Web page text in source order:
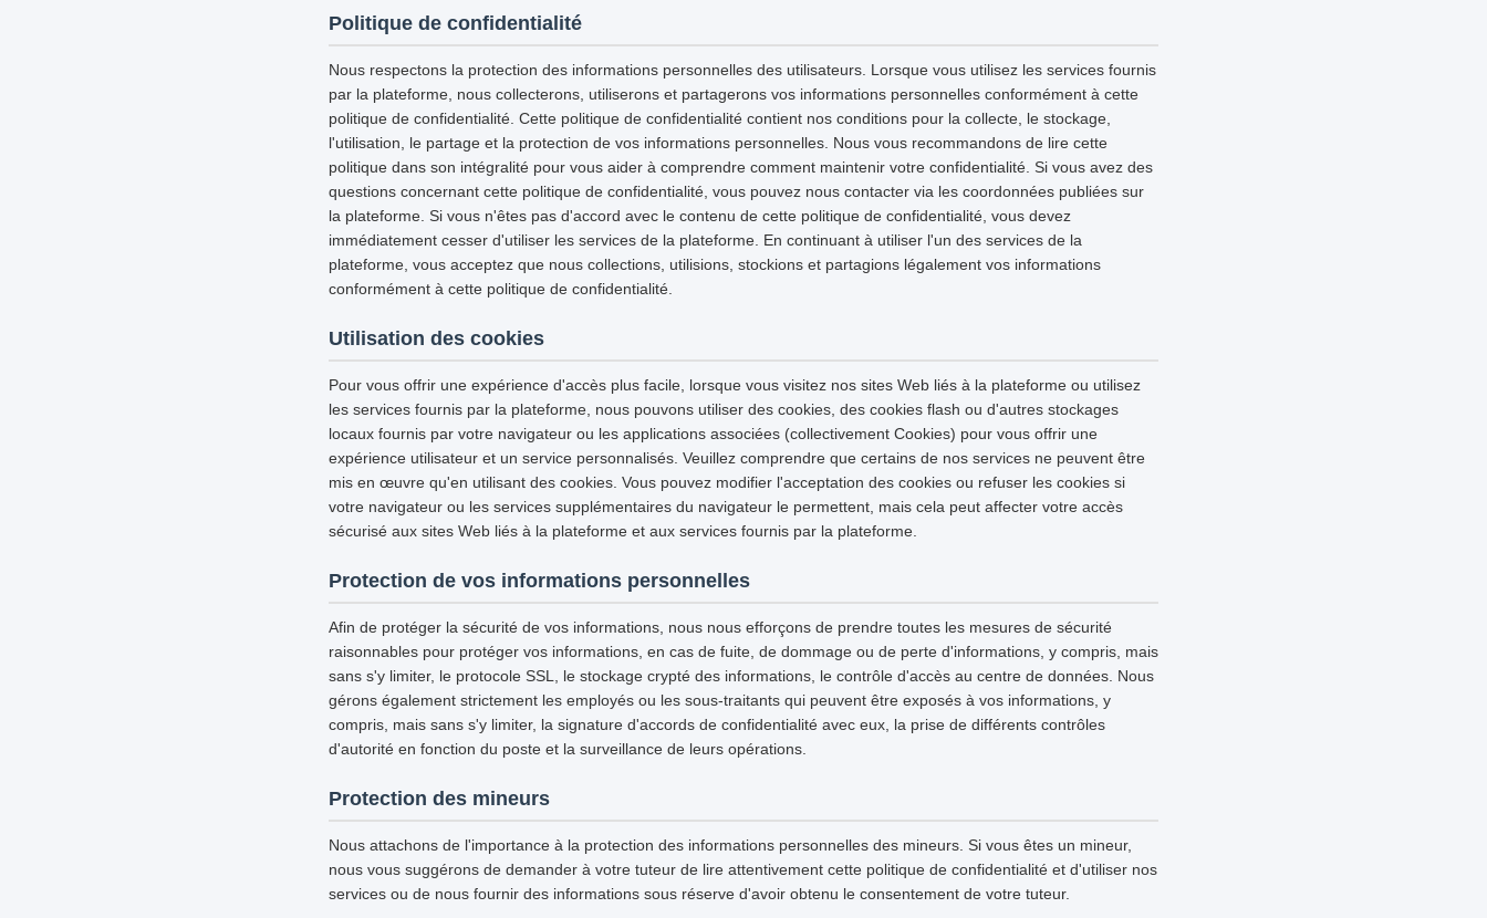
Politique de confidentialité
Nous respectons la protection des informations personnelles des utilisateurs. Lorsque vous utilisez les services fournis
par la plateforme, nous collecterons, utiliserons et partagerons vos informations personnelles conformément à cette
politique de confidentialité. Cette politique de confidentialité contient nos conditions pour la collecte, le stockage,
l'utilisation, le partage et la protection de vos informations personnelles. Nous vous recommandons de lire cette
politique dans son intégralité pour vous aider à comprendre comment maintenir votre confidentialité. Si vous avez des
questions concernant cette politique de confidentialité, vous pouvez nous contacter via les coordonnées publiées sur
la plateforme. Si vous n'êtes pas d'accord avec le contenu de cette politique de confidentialité, vous devez
immédiatement cesser d'utiliser les services de la plateforme. En continuant à utiliser l'un des services de la
plateforme, vous acceptez que nous collections, utilisions, stockions et partagions légalement vos informations
conformément à cette politique de confidentialité.
Utilisation des cookies
Pour vous offrir une expérience d'accès plus facile, lorsque vous visitez nos sites Web liés à la plateforme ou utilisez
les services fournis par la plateforme, nous pouvons utiliser des cookies, des cookies flash ou d'autres stockages
locaux fournis par votre navigateur ou les applications associées (collectivement Cookies) pour vous offrir une
expérience utilisateur et un service personnalisés. Veuillez comprendre que certains de nos services ne peuvent être
mis en œuvre qu'en utilisant des cookies. Vous pouvez modifier l'acceptation des cookies ou refuser les cookies si
votre navigateur ou les services supplémentaires du navigateur le permettent, mais cela peut affecter votre accès
sécurisé aux sites Web liés à la plateforme et aux services fournis par la plateforme.
Protection de vos informations personnelles
Afin de protéger la sécurité de vos informations, nous nous efforçons de prendre toutes les mesures de sécurité
raisonnables pour protéger vos informations, en cas de fuite, de dommage ou de perte d'informations, y compris, mais
sans s'y limiter, le protocole SSL, le stockage crypté des informations, le contrôle d'accès au centre de données. Nous
gérons également strictement les employés ou les sous-traitants qui peuvent être exposés à vos informations, y
compris, mais sans s'y limiter, la signature d'accords de confidentialité avec eux, la prise de différents contrôles
d'autorité en fonction du poste et la surveillance de leurs opérations.
Protection des mineurs
Nous attachons de l'importance à la protection des informations personnelles des mineurs. Si vous êtes un mineur,
nous vous suggérons de demander à votre tuteur de lire attentivement cette politique de confidentialité et d'utiliser nos
services ou de nous fournir des informations sous réserve d'avoir obtenu le consentement de votre tuteur.